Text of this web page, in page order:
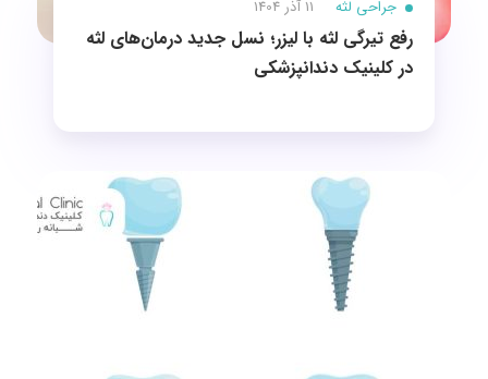
جراحی لثه 11 آذر 1404
رفع تیرگی لثه با لیزر؛ نسل جدید درمان‌های لثه
در کلینیک دندانپزشکی